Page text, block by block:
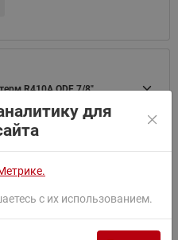
R410A ODF 7/8"
для
с их использованием.